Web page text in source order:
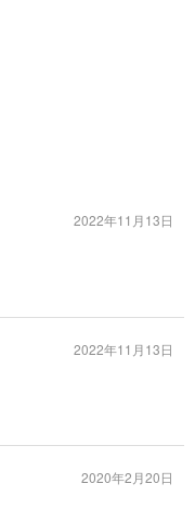
2022年11月13日
2022年11月13日
2020年2月20日